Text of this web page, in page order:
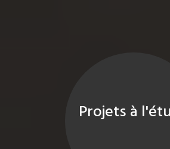
Projets à